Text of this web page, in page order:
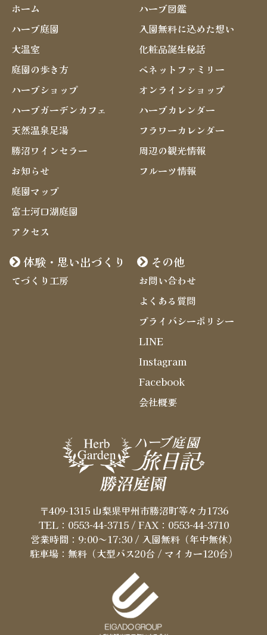
ホーム
ハーブ庭園
大温室
庭園の歩き方
ハーブショップ
ハーブガーデンカフェ
天然温泉足湯
勝沼ワインセラー
お知らせ
庭園マップ
富士河口湖庭園
アクセス
ハーブ図鑑
入園無料に込めた想い
化粧品誕生秘話
ベネットファミリー
オンラインショップ
ハーブカレンダー
フラワーカレンダー
周辺の観光情報
フルーツ情報
体験・思い出づくり
てづくり工房
その他
お問い合わせ
よくある質問
プライバシーポリシー
LINE
Instagram
Facebook
会社概要
〒409-1315 山梨県甲州市勝沼町等々力1736
TEL：0553-44-3715/ FAX：0553-44-3710
営業時間：9:00～17:30 / 入園無料（年中無休）
駐車場：無料（大型バス20台 / マイカー120台）